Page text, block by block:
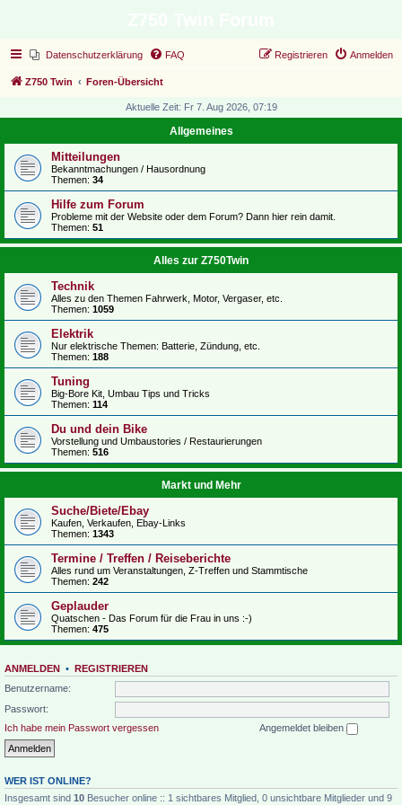
Datenschutzerklärung FAQ Anmelden
Registrieren
Z750 Twin Foren-Übersicht
Aktuelle Zeit: Fr 7. Aug 2026, 07:19
Allgemeines
Mitteilungen
Bekanntmachungen / Hausordnung
Themen: 34
Hilfe zum Forum
Probleme mit der Website oder dem Forum? Dann hier rein damit.
Themen: 51
Alles zur Z750Twin
Technik
Alles zu den Themen Fahrwerk, Motor, Vergaser, etc.
Themen: 1059
Elektrik
Nur elektrische Themen: Batterie, Zündung, etc.
Themen: 188
Tuning
Big-Bore Kit, Umbau Tips und Tricks
Themen: 114
Du und dein Bike
Vorstellung und Umbaustories / Restaurierungen
Themen: 516
Markt und Mehr
Suche/Biete/Ebay
Kaufen, Verkaufen, Ebay-Links
Themen: 1343
Termine / Treffen / Reiseberichte
Alles rund um Veranstaltungen, Z-Treffen und Stammtische
Themen: 242
Geplauder
Quatschen - Das Forum für die Frau in uns :-)
Themen: 475
ANMELDEN • REGISTRIEREN
Benutzername:
Passwort:
Ich habe mein Passwort vergessen
Angemeldet bleiben
WER IST ONLINE?
Insgesamt sind 10 Besucher online :: 1 sichtbares Mitglied, 0 unsichtbare Mitglieder und 9